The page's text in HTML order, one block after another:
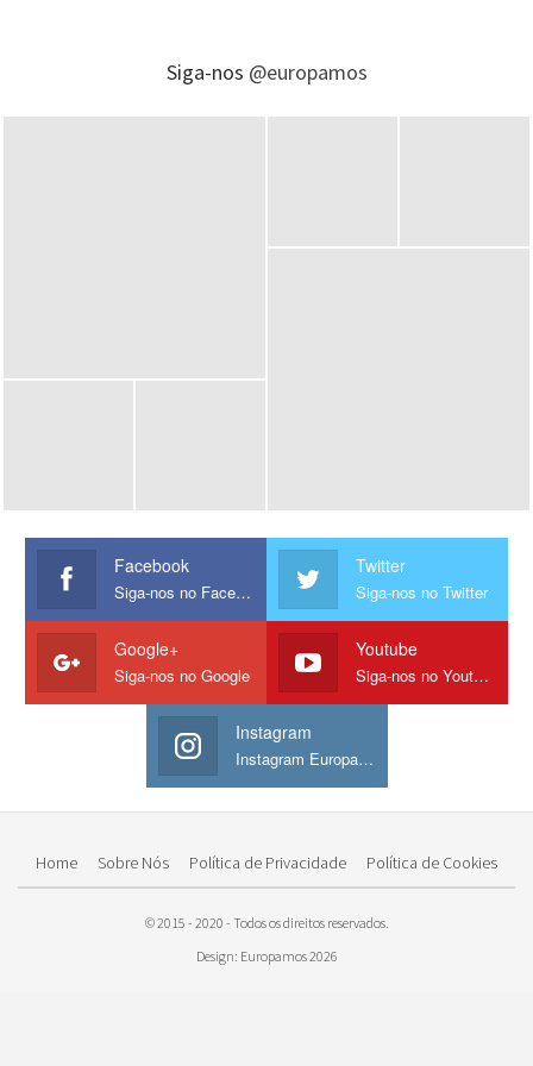
Siga-nos @europamos
Facebook
Siga-nos no Facebook
Twitter
Siga-nos no Twitter
Google+
Siga-nos no Google
Youtube
Siga-nos no Youtube
Instagram
Instagram Europamos
Home Sobre Nós Política de Privacidade Política de Cookies
© 2015 - 2020 - Todos os direitos reservados.
Design: Europamos 2026